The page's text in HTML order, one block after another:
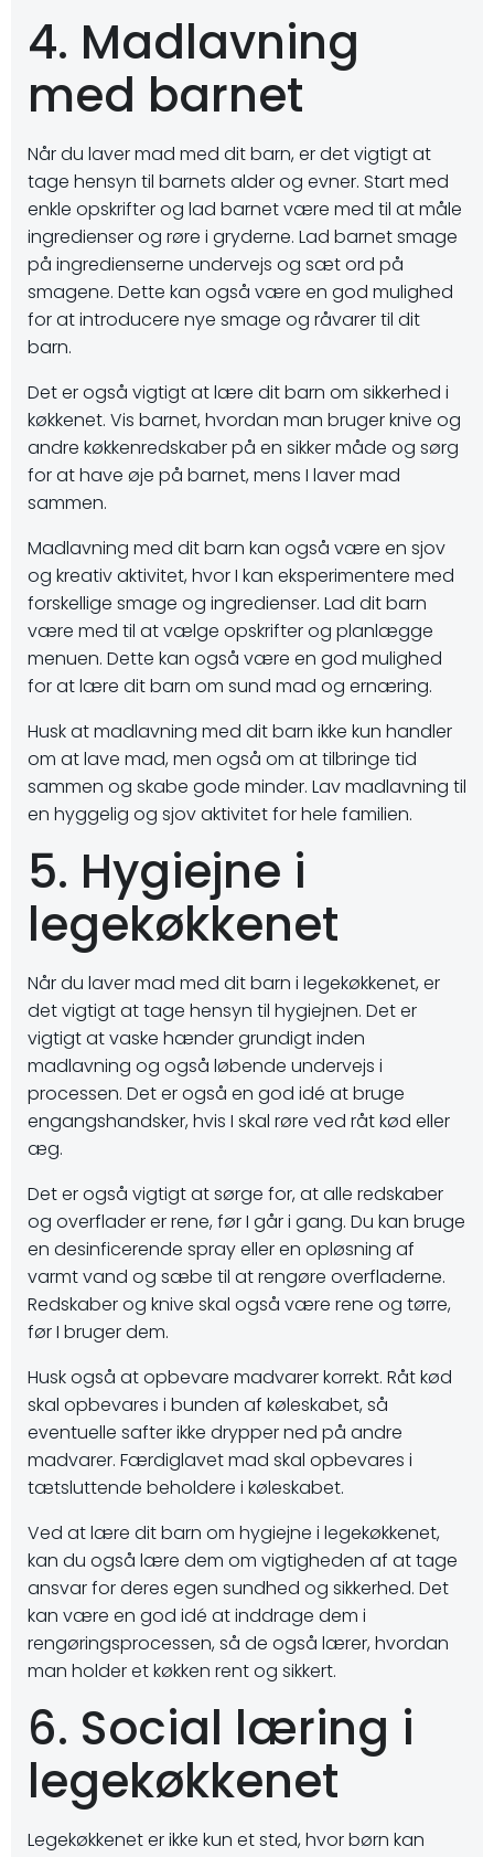
4. Madlavning
med barnet
Når du laver mad med dit barn, er det vigtigt at
tage hensyn til barnets alder og evner. Start med
enkle opskrifter og lad barnet være med til at måle
ingredienser og røre i gryderne. Lad barnet smage
på ingredienserne undervejs og sæt ord på
smagene. Dette kan også være en god mulighed
for at introducere nye smage og råvarer til dit
barn.
Det er også vigtigt at lære dit barn om sikkerhed i
køkkenet. Vis barnet, hvordan man bruger knive og
andre køkkenredskaber på en sikker måde og sørg
for at have øje på barnet, mens I laver mad
sammen.
Madlavning med dit barn kan også være en sjov
og kreativ aktivitet, hvor I kan eksperimentere med
forskellige smage og ingredienser. Lad dit barn
være med til at vælge opskrifter og planlægge
menuen. Dette kan også være en god mulighed
for at lære dit barn om sund mad og ernæring.
Husk at madlavning med dit barn ikke kun handler
om at lave mad, men også om at tilbringe tid
sammen og skabe gode minder. Lav madlavning til
en hyggelig og sjov aktivitet for hele familien.
5. Hygiejne i
legekøkkenet
Når du laver mad med dit barn i legekøkkenet, er
det vigtigt at tage hensyn til hygiejnen. Det er
vigtigt at vaske hænder grundigt inden
madlavning og også løbende undervejs i
processen. Det er også en god idé at bruge
engangshandsker, hvis I skal røre ved råt kød eller
æg.
Det er også vigtigt at sørge for, at alle redskaber
og overflader er rene, før I går i gang. Du kan bruge
en desinficerende spray eller en opløsning af
varmt vand og sæbe til at rengøre overfladerne.
Redskaber og knive skal også være rene og tørre,
før I bruger dem.
Husk også at opbevare madvarer korrekt. Råt kød
skal opbevares i bunden af køleskabet, så
eventuelle safter ikke drypper ned på andre
madvarer. Færdiglavet mad skal opbevares i
tætsluttende beholdere i køleskabet.
Ved at lære dit barn om hygiejne i legekøkkenet,
kan du også lære dem om vigtigheden af at tage
ansvar for deres egen sundhed og sikkerhed. Det
kan være en god idé at inddrage dem i
rengøringsprocessen, så de også lærer, hvordan
man holder et køkken rent og sikkert.
6. Social læring i
legekøkkenet
Legekøkkenet er ikke kun et sted, hvor børn kan